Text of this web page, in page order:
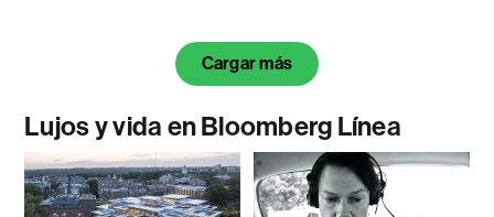
Cargar más
Lujos y vida en Bloomberg Línea